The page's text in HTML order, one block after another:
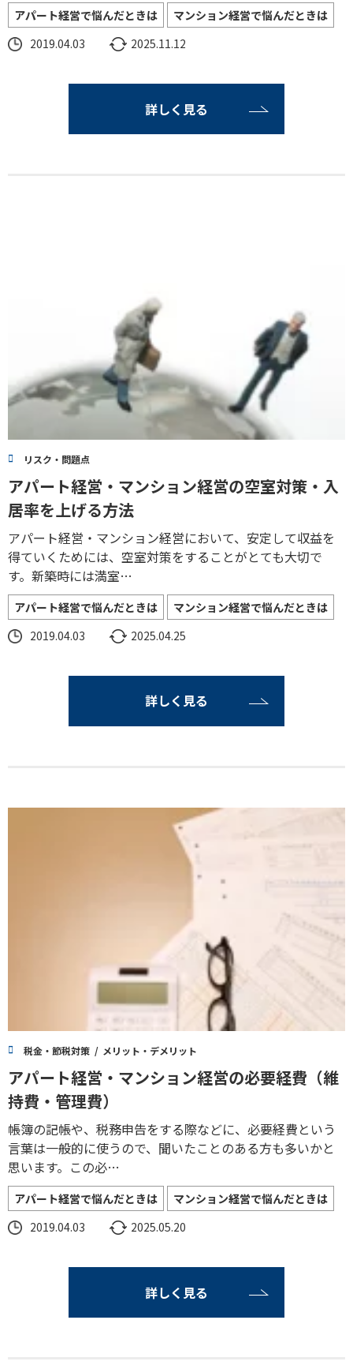
アパート経営で悩んだときは
マンション経営で悩んだときは
2019.04.03
2025.11.12
詳しく見る
リスク・問題点
アパート経営・マンション経営の空室対策・入
居率を上げる方法
アパート経営・マンション経営において、安定して収益を
得ていくためには、空室対策をすることがとても大切で
す。新築時には満室…
アパート経営で悩んだときは
マンション経営で悩んだときは
2019.04.03
2025.04.25
詳しく見る
税金・節税対策 メリット・デメリット
アパート経営・マンション経営の必要経費（維
持費・管理費）
帳簿の記帳や、税務申告をする際などに、必要経費という
言葉は一般的に使うので、聞いたことのある方も多いかと
思います。この必…
アパート経営で悩んだときは
マンション経営で悩んだときは
2019.04.03
2025.05.20
詳しく見る